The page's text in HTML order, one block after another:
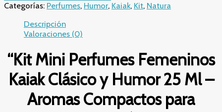
Kaiak
Humor
ml
Aromas
Compactos
Mujeres
Categorías: Perfumes, Humor, Kaiak, Kit, Natura
Descripción
Valoraciones (0)
“Kit Mini Perfumes Femeninos
Kaiak Clásico y Humor 25 Ml –
Aromas Compactos para